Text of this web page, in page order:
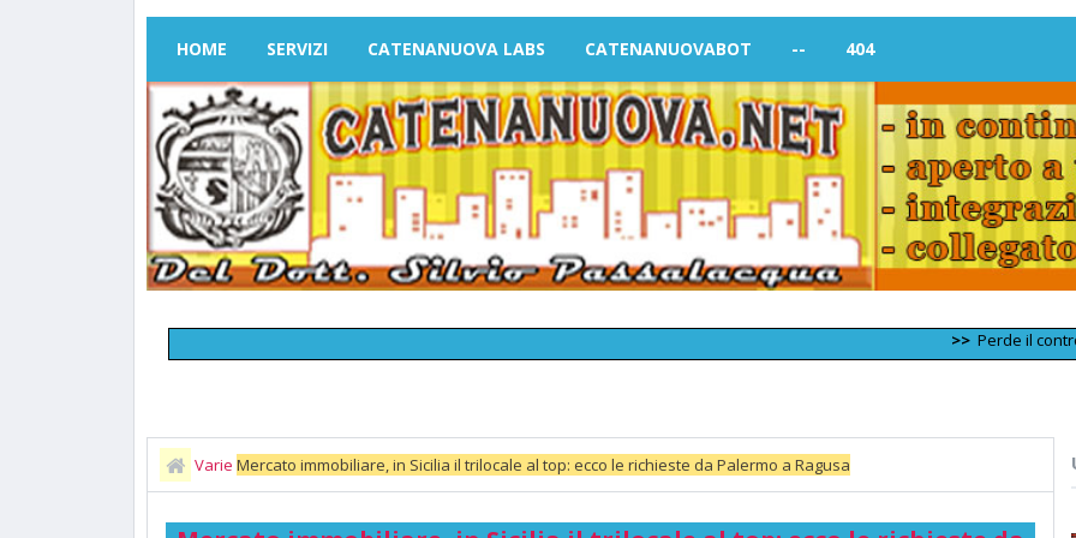
HOME SERVIZI CATENANUOVA LABS CATENANUOVABOT -- 404
Perde il controllo
Varie Mercato immobiliare, in Sicilia il trilocale al top: ecco le richieste da Palermo a Ragusa